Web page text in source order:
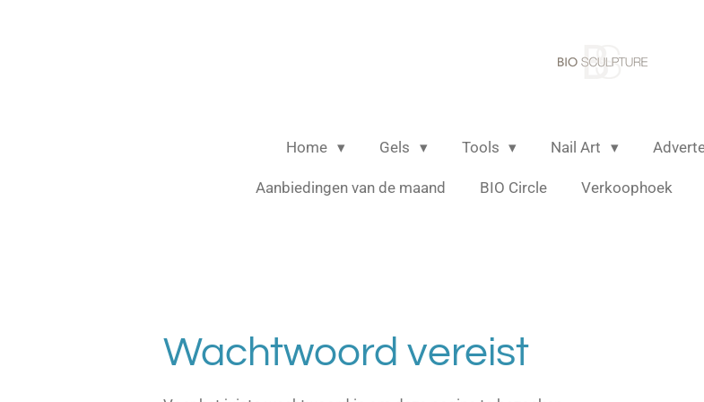
Home Gels Tools Nail Art
Aanbiedingen van de maand BIO Circle Verkoophoek
Wachtwoord vereist